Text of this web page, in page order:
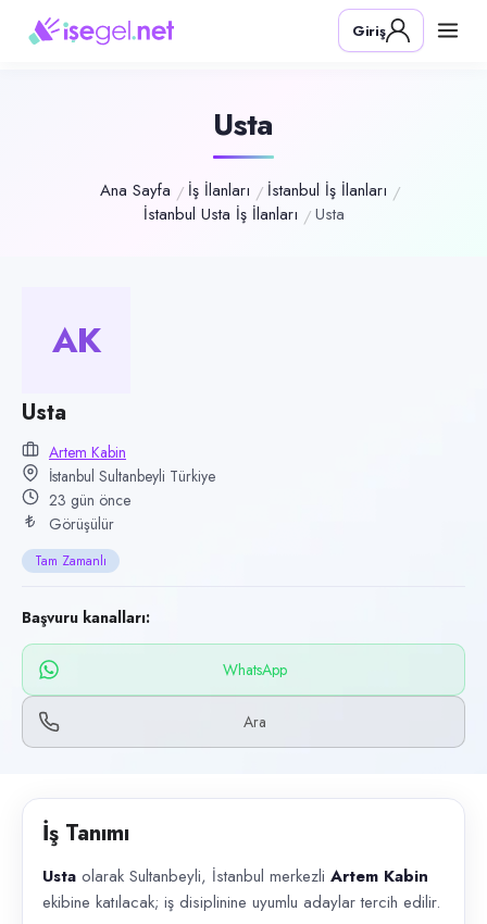
Pozisyon
Usta
Üretim & İmalat
Tam Zamanlı
15 Ekim 2026
Başvuru kanalları
WhatsApp, Telefon
Usta olarak Sultanbeyli, İstanbul merkezli Artem Kabin ekibine
Giriş
Usta
Ana Sayfa İş İlanları
İstanbul İş İlanları
İstanbul Usta İş İlanları
Usta
AK
Usta
Artem Kabin
İstanbul Sultanbeyli Türkiye
23 gün önce
Görüşülür
Tam Zamanlı
Başvuru kanalları:
WhatsApp
Ara
İş Tanımı
Usta olarak Sultanbeyli, İstanbul merkezli Artem Kabin
ekibine katılacak; iş disiplinine uyumlu adaylar tercih edilir.